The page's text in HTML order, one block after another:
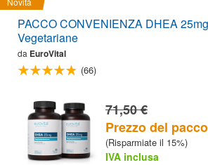
PACCO CONVENIENZA DHEA
Vegetariane
da EuroVital
(66)
71,50 €
Prezzo del
(Risparmiate il 15%)
IVA inclusa